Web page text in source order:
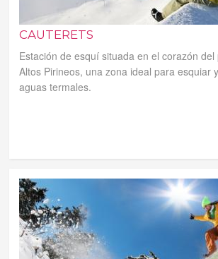
CAUTERETS
Estación de esquí situada en el corazón
Altos Pirineos, una zona ideal para esquiar
aguas termales.